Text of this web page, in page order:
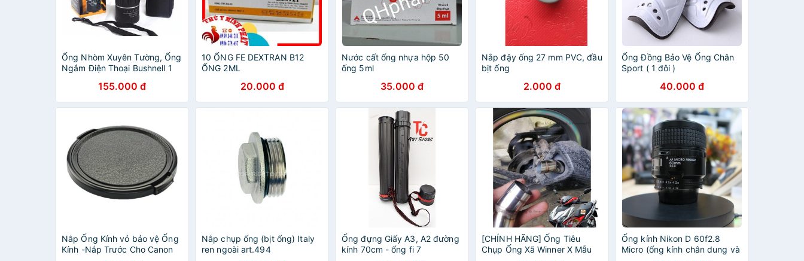
Ống Nhòm Xuyên Tường, Ống
Ngắm Điện Thoại Bushnell 1
Chóng Nhìn Xa Sắc Nét Bảo
Hành 1 Đổi 1
155.000 đ
10 ỐNG FE DEXTRAN B12
ỐNG 2ML
20.000 đ
Nước cất ống nhựa hộp 50
ống 5ml
35.000 đ
Nắp đậy ống 27 mm PVC, đầu
bịt ống
2.000 đ
Ống Đồng Bảo Vệ Ống Chân
Sport ( 1 đôi )
40.000 đ
Nắp Ống Kính vỏ bảo vệ Ống
Kính -Nắp Trước Cho Canon
Nắp chụp ống (bịt ống) Italy
ren ngoài art.494
Ống đựng Giấy A3, A2 đường
kính 70cm - ống fi 7
[CHÍNH HÃNG] Ống Tiêu
Chụp Ống Xã Winner X Mẫu
Ống kính Nikon D 60f2.8
Micro (ống kính chân dung và